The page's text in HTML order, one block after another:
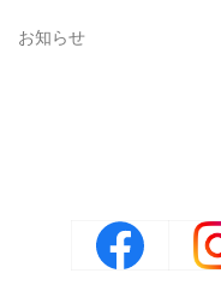
お知らせ